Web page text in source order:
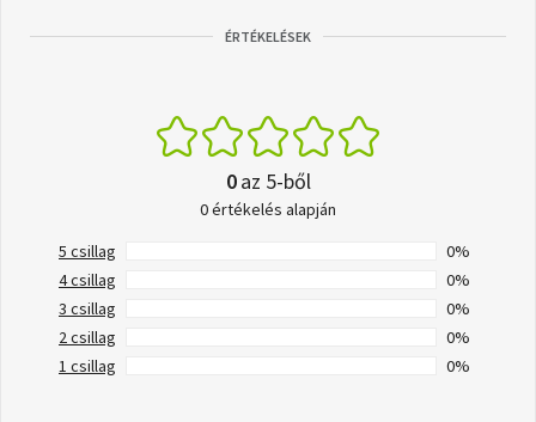
ÉRTÉKELÉSEK
0az 5-ből
0 értékelés alapján
5 csillag
0%
4 csillag
0%
3 csillag
0%
2 csillag
0%
1 csillag
0%